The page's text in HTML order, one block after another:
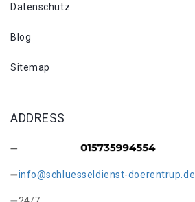
Datenschutz
Blog
Sitemap
ADDRESS
info@schluesseldienst-doerentrup.de